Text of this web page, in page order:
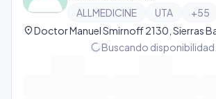
ALLMEDICINE
UTA +55
location_on
progress_activityBuscando disponibilidad…